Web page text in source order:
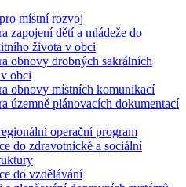
místní rozvoj
zapojení dětí a mládeže do
života v obci
obnovy drobných sakrálních
obci
obnovy místních komunikací
územně plánovacích dokumentací
operační program
do zdravotnické a sociální
do vzdělávání